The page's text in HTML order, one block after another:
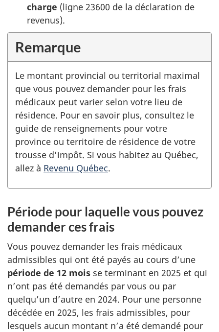
charge (ligne 23600 de la déclaration de
revenus).
Remarque
Le montant provincial ou territorial maximal
que vous pouvez demander pour les frais
médicaux peut varier selon votre lieu de
résidence. Pour en savoir plus, consultez le
guide de renseignements pour votre
province ou territoire de résidence de votre
trousse d’impôt. Si vous habitez au Québec,
allez à Revenu Québec.
Période pour laquelle vous pouvez
demander ces frais
Vous pouvez demander les frais médicaux
admissibles qui ont été payés au cours d’une
période de 12 mois se terminant en 2025 et qui
n’ont pas été demandés par vous ou par
quelqu’un d’autre en 2024. Pour une personne
décédée en 2025, les frais admissibles, pour
lesquels aucun montant n’a été demandé pour